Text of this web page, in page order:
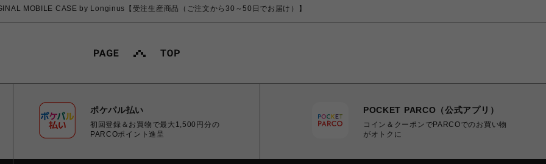
MOBILE CASE by Longinus【受注生産商品（ご注文から30～50日でお届け）】
ポケパル払い
初回登録＆お買物で最大1,500円分の
PARCOポイント進呈
POCKET PARCO（公式アプリ）
コイン＆クーポンでPARCOでのお買い物
がオトクに